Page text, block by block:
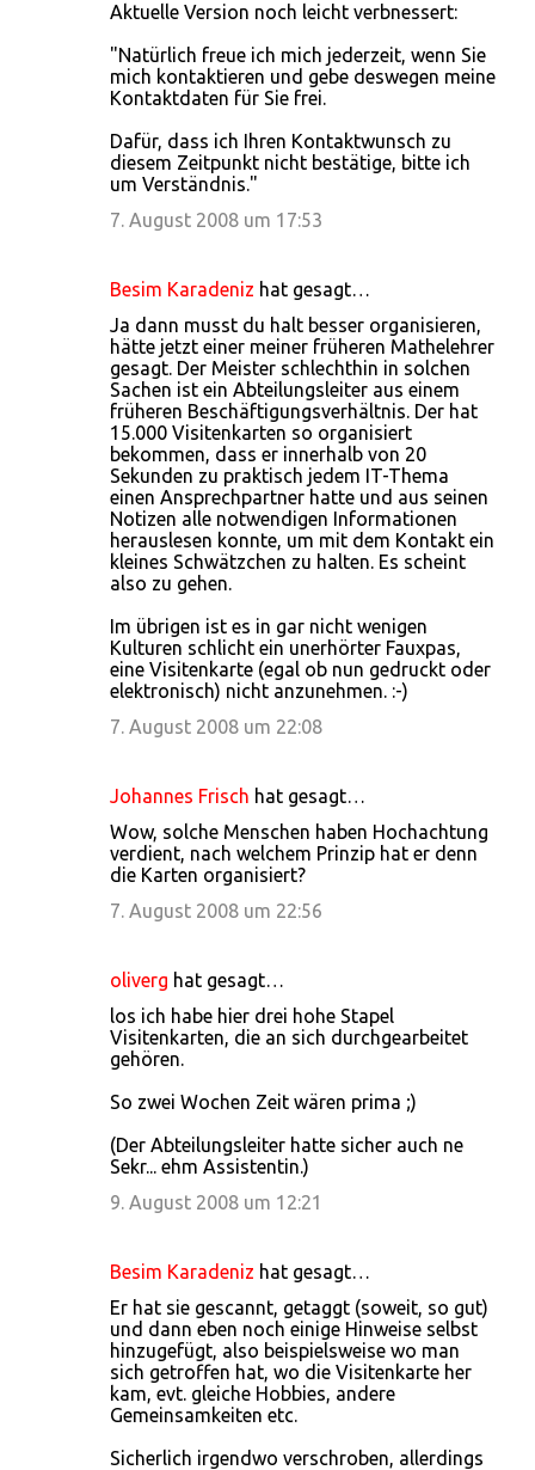
Aktuelle Version noch leicht verbnessert:
"Natürlich freue ich mich jederzeit, wenn Sie
mich kontaktieren und gebe deswegen meine
Kontaktdaten für Sie frei.
Dafür, dass ich Ihren Kontaktwunsch zu
diesem Zeitpunkt nicht bestätige, bitte ich
um Verständnis."
7. August 2008 um 17:53
Besim Karadeniz hat gesagt…
Ja dann musst du halt besser organisieren,
hätte jetzt einer meiner früheren Mathelehrer
gesagt. Der Meister schlechthin in solchen
Sachen ist ein Abteilungsleiter aus einem
früheren Beschäftigungsverhältnis. Der hat
15.000 Visitenkarten so organisiert
bekommen, dass er innerhalb von 20
Sekunden zu praktisch jedem IT-Thema
einen Ansprechpartner hatte und aus seinen
Notizen alle notwendigen Informationen
herauslesen konnte, um mit dem Kontakt ein
kleines Schwätzchen zu halten. Es scheint
also zu gehen.
Im übrigen ist es in gar nicht wenigen
Kulturen schlicht ein unerhörter Fauxpas,
eine Visitenkarte (egal ob nun gedruckt oder
elektronisch) nicht anzunehmen. :-)
7. August 2008 um 22:08
Johannes Frisch hat gesagt…
Wow, solche Menschen haben Hochachtung
verdient, nach welchem Prinzip hat er denn
die Karten organisiert?
7. August 2008 um 22:56
oliverg hat gesagt…
los ich habe hier drei hohe Stapel
Visitenkarten, die an sich durchgearbeitet
gehören.
So zwei Wochen Zeit wären prima ;)
(Der Abteilungsleiter hatte sicher auch ne
Sekr... ehm Assistentin.)
9. August 2008 um 12:21
Besim Karadeniz hat gesagt…
Er hat sie gescannt, getaggt (soweit, so gut)
und dann eben noch einige Hinweise selbst
hinzugefügt, also beispielsweise wo man
sich getroffen hat, wo die Visitenkarte her
kam, evt. gleiche Hobbies, andere
Gemeinsamkeiten etc.
Sicherlich irgendwo verschroben, allerdings